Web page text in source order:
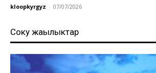
kloopkyrgyz - 07/07/2026
Соңку жаңылыктар